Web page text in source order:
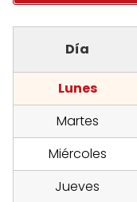
Día
Lunes
Martes
Miércoles
Jueves